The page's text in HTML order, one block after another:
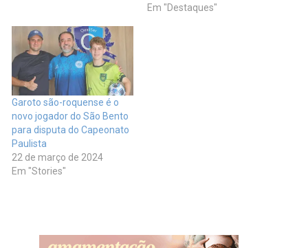
Em "Destaques"
Garoto são-roquense é o
novo jogador do São Bento
para disputa do Capeonato
Paulista
22 de março de 2024
Em "Stories"